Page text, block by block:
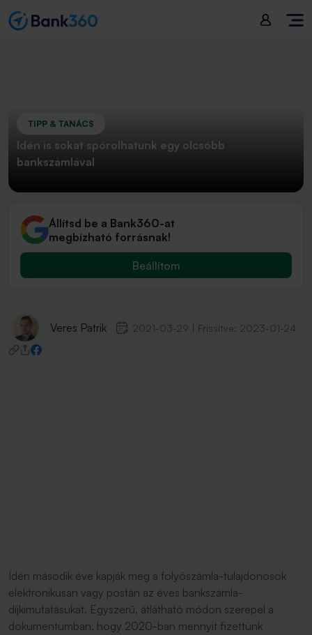
TIPP & TANÁCS
Idén is sokat spórolhatunk egy olcsóbb
bankszámlával
Állítsd be a Bank360-at
megbízható forrásnak!
Beállítom
Veres Patrik 2021-03-29 Frissítve: 2023-01-24
Idén második éve kapják meg a folyószámla-tulajdonosok
elektronikusan vagy postán az éves bankszámla-
díjkimutatásukat. Egyszerű, átlátható módon szerepel a
dokumentumban, hogy 2020-ban mennyit fizettünk